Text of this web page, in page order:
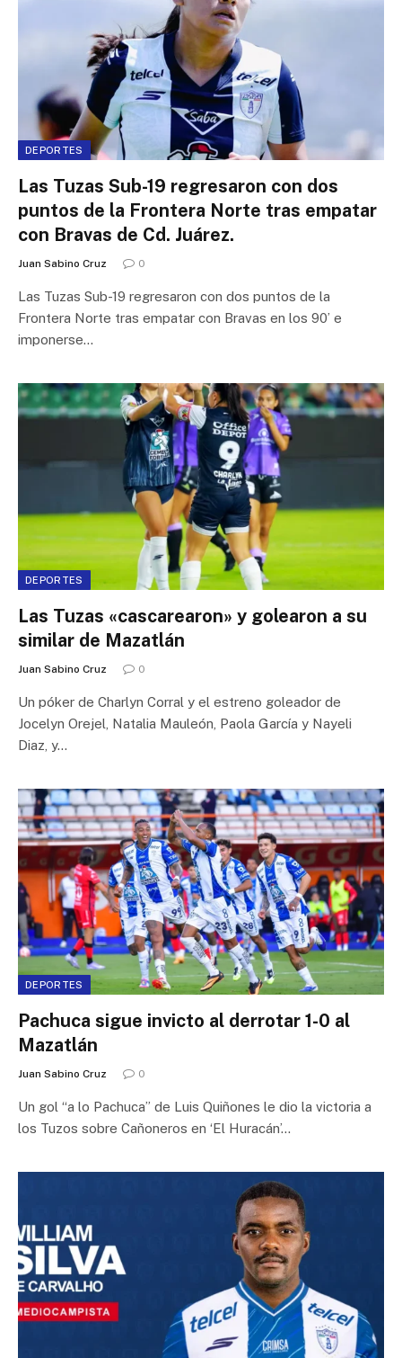
DEPORTES
Las Tuzas Sub-19 regresaron con dos
puntos de la Frontera Norte tras empatar
con Bravas de Cd. Juárez.
Juan Sabino Cruz 0
Las Tuzas Sub-19 regresaron con dos puntos de la
Frontera Norte tras empatar con Bravas en los 90’ e
imponerse…
DEPORTES
Las Tuzas «cascarearon» y golearon a su
similar de Mazatlán
Juan Sabino Cruz 0
Un póker de Charlyn Corral y el estreno goleador de
Jocelyn Orejel, Natalia Mauleón, Paola García y Nayeli
Diaz, y…
DEPORTES
Pachuca sigue invicto al derrotar 1-0 al
Mazatlán
Juan Sabino Cruz 0
Un gol “a lo Pachuca” de Luis Quiñones le dio la victoria a
los Tuzos sobre Cañoneros en ‘El Huracán’…